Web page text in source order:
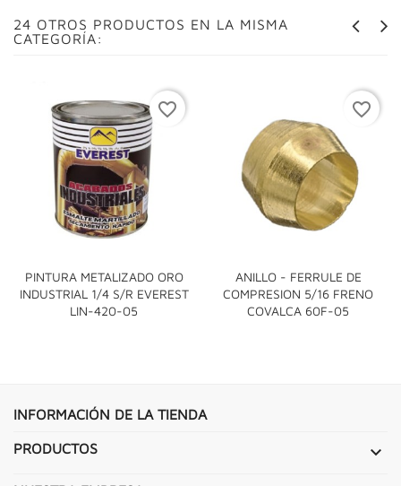
24 OTROS PRODUCTOS EN LA MISMA
CATEGORÍA:
PINTURA METALIZADO ORO
INDUSTRIAL 1/4 S/R EVEREST
LIN-420-05
favorite_border
ANILLO - FERRULE DE
COMPRESION 5/16 FRENO
COVALCA 60F-05
favorite_border
INFORMACIÓN DE LA TIENDA
PRODUCTOS 